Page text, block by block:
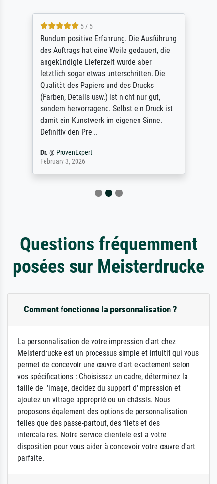
5 / 5
Rundum positive Erfahrung. Die Ausführung
des Auftrags hat eine Weile gedauert, die
angekündigte Lieferzeit wurde aber
letztlich sogar etwas unterschritten. Die
Qualität des Papiers und des Drucks
(Farben, Details usw.) ist nicht nur gut,
sondern hervorragend. Selbst ein Druck ist
damit ein Kunstwerk im eigenen Sinne.
Definitiv den Pre...
Dr. @ ProvenExpert
February 3, 2026
Questions fréquemment
posées sur Meisterdrucke
Comment fonctionne la personnalisation ?
La personnalisation de votre impression d'art chez
Meisterdrucke est un processus simple et intuitif qui vous
permet de concevoir une œuvre d'art exactement selon
vos spécifications : Choisissez un cadre, déterminez la
taille de l'image, décidez du support d'impression et
ajoutez un vitrage approprié ou un châssis. Nous
proposons également des options de personnalisation
telles que des passe-partout, des filets et des
intercalaires. Notre service clientèle est à votre
disposition pour vous aider à concevoir votre œuvre d'art
parfaite.